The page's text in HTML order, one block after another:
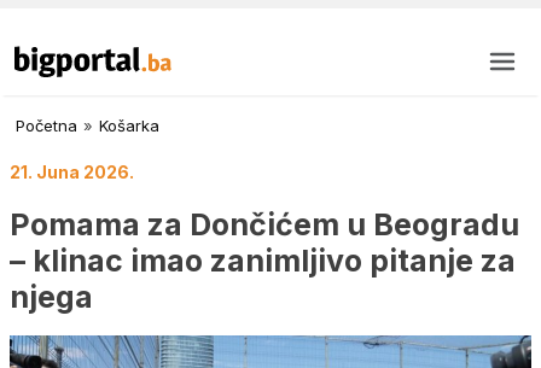
Početna » Košarka
21. Juna 2026.
Pomama za Dončićem u Beogradu
– klinac imao zanimljivo pitanje za
njega